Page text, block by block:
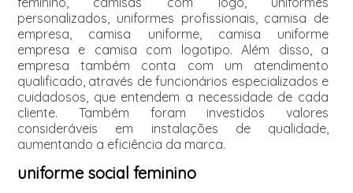
personalizados, uniformes profissionais, camisa de
empresa, camisa uniforme, camisa uniforme
empresa e camisa com logotipo. Além disso, a
empresa também conta com um atendimento
qualificado, através de funcionários especializados e
cuidadosos, que entendem a necessidade de cada
cliente. Também foram investidos valores
consideráveis em instalações de qualidade,
aumentando a eficiência da marca.
uniforme social feminino